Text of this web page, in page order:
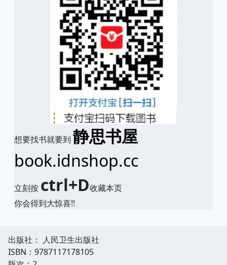
想要找书就要到 静思书屋
book.idnshop.cc
立刻按 ctrl+D收藏本页
你会得到大惊喜!!
出版社： 人民卫生出版社
ISBN：9787117178105